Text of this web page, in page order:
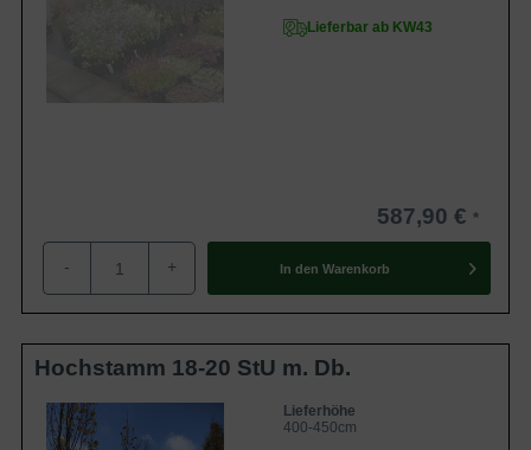
Lieferbar ab KW43
587,90 €
- + In den Warenkorb
Hochstamm 18-20 StU m. Db.
Lieferhöhe
400-450cm